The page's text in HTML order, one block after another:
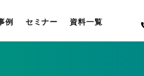
例 セミナー 資料一覧